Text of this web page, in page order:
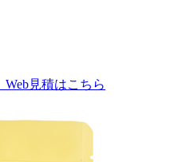
Web見積はこちら